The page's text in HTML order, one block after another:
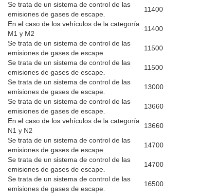
Se trata de un sistema de control de las
emisiones de gases de escape.
11400
En el caso de los vehículos de la categoría
M1 y M2
11400
Se trata de un sistema de control de las
emisiones de gases de escape.
11500
Se trata de un sistema de control de las
emisiones de gases de escape.
11500
Se trata de un sistema de control de las
emisiones de gases de escape.
13000
Se trata de un sistema de control de las
emisiones de gases de escape.
13660
En el caso de los vehículos de la categoría
N1 y N2
13660
Se trata de un sistema de control de las
emisiones de gases de escape.
14700
Se trata de un sistema de control de las
emisiones de gases de escape.
14700
Se trata de un sistema de control de las
emisiones de gases de escape.
16500